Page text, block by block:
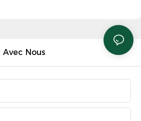
Nous